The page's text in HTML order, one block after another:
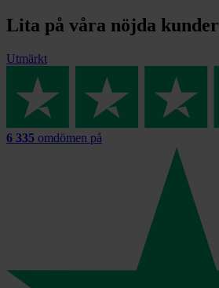
Lita på våra nöjda kunder
Utmärkt
6 335 omdömen på